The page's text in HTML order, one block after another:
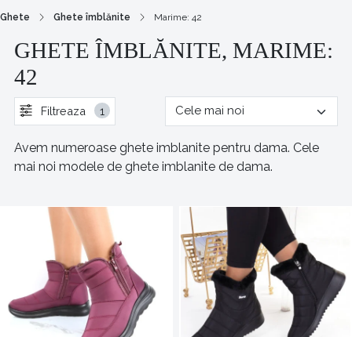
Ghete Ghete îmblănite Marime: 42
GHETE ÎMBLĂNITE, MARIME:
42
Filtreaza 1
Avem numeroase ghete imblanite pentru dama. Cele
mai noi modele de ghete imblanite de dama.